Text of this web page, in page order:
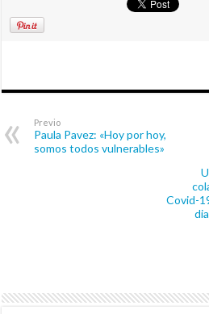
Previo
Paula Pavez: «Hoy por hoy,
somos todos vulnerables»
Covid-